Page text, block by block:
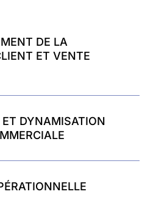
DE LA
ET VENTE
DYNAMISATION